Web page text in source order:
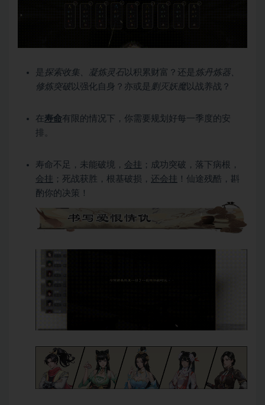
是 探索收集、凝炼灵石 以积累财富？还是 炼丹炼器、
修炼突破以强化自身？亦或是 剿灭妖魔 以战养战？
在 寿命有限的情况下，你需要规划好每一季度的安
排。
寿命不足，未能破境， 会挂 ；成功突破，落下病根，
会挂 ；死战获胜，根基破损， 还会挂 ！仙途残酷，斟
酌你的决策！